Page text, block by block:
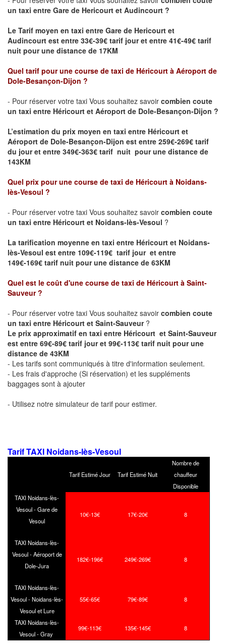
un taxi entre Gare de Hericourt et Audincourt ?
Le Tarif moyen en taxi entre Gare de Hericourt et
Audincourt est entre 33€-39€ tarif jour et entre 41€-49€ tarif
nuit pour une distance de 17KM
Quel tarif pour une course de taxi de Héricourt à Aéroport de
Dole-Besançon-Dijon ?
- Pour réserver votre taxi Vous souhaitez savoir combien coute
un taxi entre Héricourt et Aéroport de Dole-Besançon-Dijon ?
L’estimation du prix moyen en taxi entre Héricourt et
Aéroport de Dole-Besançon-Dijon est entre 259€-269€ tarif
du jour et entre 349€-363€ tarif nuit pour une distance de
143KM
Quel prix pour une course de taxi de Héricourt à Noidans-
lès-Vesoul ?
- Pour réserver votre taxi Vous souhaitez savoir combien coute
un taxi entre Héricourt et Noidans-lès-Vesoul ?
La tarification moyenne en taxi entre Héricourt et Noidans-
lès-Vesoul est entre 109€-119€ tarif jour et entre
149€-169€ tarif nuit pour une distance de 63KM
Quel est le coût d'une course de taxi de Héricourt à Saint-
Sauveur ?
- Pour réserver votre taxi Vous souhaitez savoir combien coute
un taxi entre Héricourt et Saint-Sauveur ?
Le prix approximatif en taxi entre Héricourt et Saint-Sauveur
est entre 69€-89€ tarif jour et 99€-113€ tarif nuit pour une
distance de 43KM
- Les tarifs sont communiqués à titre d'information seulement.
- Les frais d'approche (Si réservation) et les suppléments
baggages sont à ajouter
- Utilisez notre simulateur de tarif pour estimer.
Tarif TAXI Noidans-lès-Vesoul
Tarif Estimé Jour Tarif Estimé Nuit
Nombre de
chauffeur
Disponible
TAXI Noidans-lès-
Vesoul - Gare de
Vesoul
10€-13€ 17€-20€ 8
TAXI Noidans-lès-
Vesoul - Aéroport de
Dole-Jura
182€-196€ 249€-269€ 8
TAXI Noidans-lès-
Vesoul - Noidans-lès-
Vesoul et Lure
55€-65€ 79€-89€ 8
TAXI Noidans-lès-
Vesoul - Gray
99€-113€ 135€-145€ 8